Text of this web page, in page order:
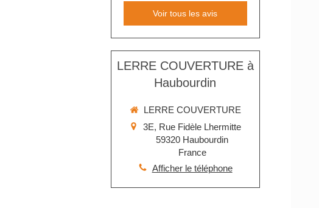
Voir tous les avis
LERRE COUVERTURE à
Haubourdin
LERRE COUVERTURE
3E, Rue Fidèle Lhermitte
59320 Haubourdin
France
Afficher le téléphone